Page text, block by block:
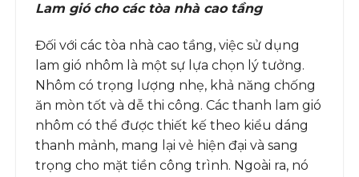
Lam gió cho các tòa nhà cao tầng
Đối với các tòa nhà cao tầng, việc sử dụng
lam gió nhôm là một sự lựa chọn lý tưởng.
Nhôm có trọng lượng nhẹ, khả năng chống
ăn mòn tốt và dễ thi công. Các thanh lam gió
nhôm có thể được thiết kế theo kiểu dáng
thanh mảnh, mang lại vẻ hiện đại và sang
trọng cho mặt tiền công trình. Ngoài ra, nó